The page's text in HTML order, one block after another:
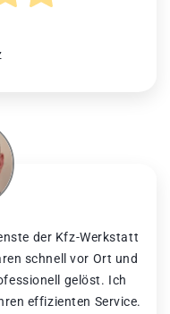
der Kfz-Werkstatt
schnell vor Ort und
gelöst. Ich
effizienten Service.